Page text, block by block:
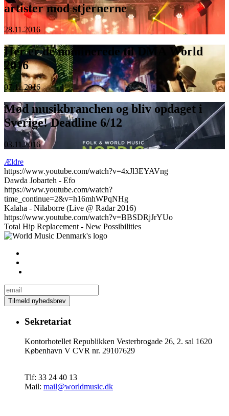
artister mod stjernerne
28.11.2016
Her er de nominerede til DMA World
2016
07.11.2016
Mød musikbranchen og bliv opdaget i
Sverige! Deadline 6/12
03.11.2016
Ældre
https://www.youtube.com/watch?v=4xJl3EYAVng
Dawda Jobarteh - Efo
https://www.youtube.com/watch?
time_continue=2&v=h16mhWPqNHg
Kalaha - Nilaborre (Live @ Radar 2016)
https://www.youtube.com/watch?v=BBSDRjJrYUo
Total Hip Replacement - New Possibilities
Sekretariat
Kontorhotellet Republikken Vesterbrogade 26, 2. sal 1620
København V CVR nr. 29107629
Tlf: 33 24 40 13
Mail: mail@worldmusic.dk